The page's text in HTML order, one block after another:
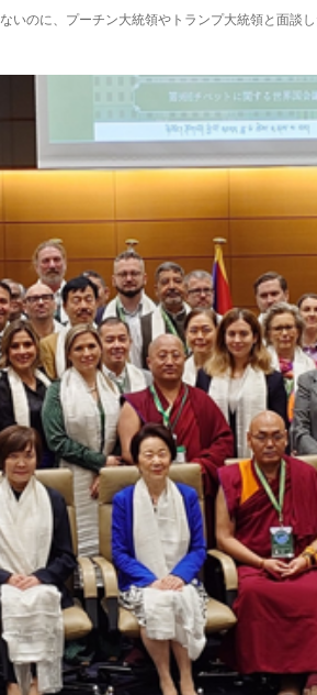
のに、プーチン大統領やトランプ大統領と面談し